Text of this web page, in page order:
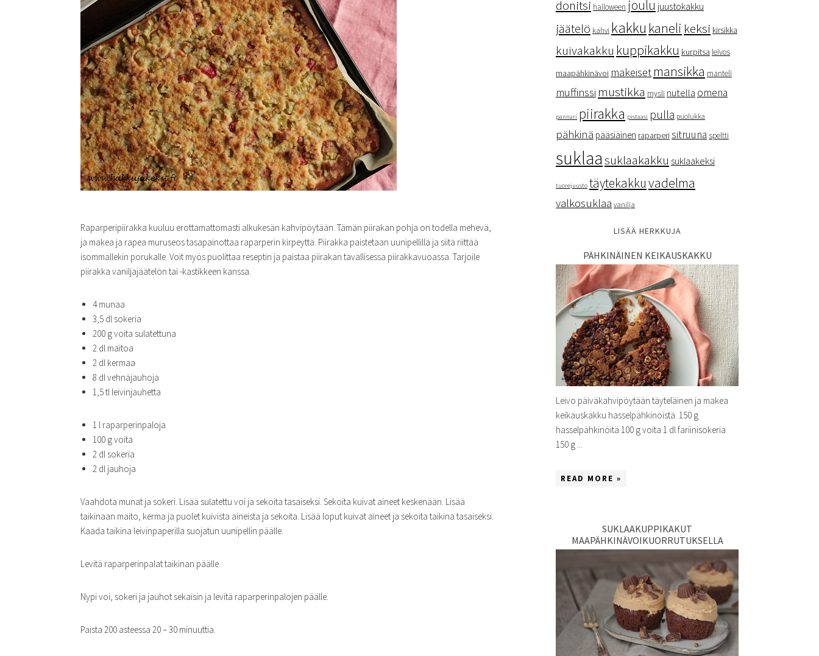
Raparperipiirakka kuuluu erottamattomasti alkukesän kahvipöytään. Tämän piirakan pohja on todella mehevä,
ja makea ja rapea muruseos tasapainottaa raparperin kirpeyttä. Piirakka paistetaan uunipellillä ja siitä riittää
isommallekin porukalle. Voit myös puolittaa reseptin ja paistaa piirakan tavallisessa piirakkavuoassa. Tarjoile
piirakka vaniljajäätelön tai -kastikkeen kanssa.
4 munaa
3,5 dl sokeria
200 g voita sulatettuna
2 dl maitoa
2 dl kermaa
8 dl vehnäjauhoja
1,5 tl leivinjauhetta
1 l raparperinpaloja
100 g voita
2 dl sokeria
2 dl jauhoja
Vaahdota munat ja sokeri. Lisää sulatettu voi ja sekoita tasaiseksi. Sekoita kuivat aineet keskenään. Lisää
taikinaan maito, kerma ja puolet kuivista aineista ja sekoita. Lisää loput kuivat aineet ja sekoita taikina tasaiseksi.
Kaada taikina leivinpaperilla suojatun uunipellin päälle.
Levitä raparperinpalat taikinan päälle.
Nypi voi, sokeri ja jauhot sekaisin ja levitä raparperinpalojen päälle.
Paista 200 asteessa 20 – 30 minuuttia.
donitsi halloween joulu juustokakku
jäätelö kahvi kakku kaneli keksi kirsikka
kuivakakku kuppikakku kurpitsa leivos
maapähkinävoi makeiset mansikka manteli
muffinssi mustikka mysli nutella omena
pannari piirakka pistaasi pulla puolukka
pähkinä pääsiäinen raparperi sitruuna speltti
suklaasuklaakakku suklaakeksi
tuorejuusto täytekakkuvadelma
valkosuklaa vanilja
LISÄÄ HERKKUJA
PÄHKINÄINEN KEIKAUSKAKKU
Leivo päiväkahvipöytään täyteläinen ja makea
keikauskakku hasselpähkinöistä. 150 g
hasselpähkinöitä 100 g voita 1 dl fariinisokeria
150 g ...
READ MORE »
SUKLAAKUPPIKAKUT
MAAPÄHKINÄVOIKUORRUTUKSELLA